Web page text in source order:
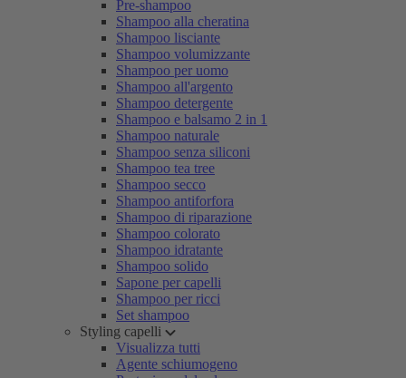
Pre-shampoo
Shampoo alla cheratina
Shampoo lisciante
Shampoo volumizzante
Shampoo per uomo
Shampoo all'argento
Shampoo detergente
Shampoo e balsamo 2 in 1
Shampoo naturale
Shampoo senza siliconi
Shampoo tea tree
Shampoo secco
Shampoo antiforfora
Shampoo di riparazione
Shampoo colorato
Shampoo idratante
Shampoo solido
Sapone per capelli
Shampoo per ricci
Set shampoo
Styling capelli
Visualizza tutti
Agente schiumogeno